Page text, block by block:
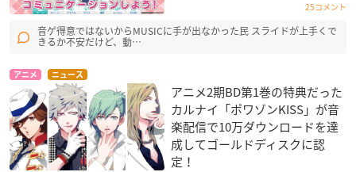
25コメント
音ゲ得意ではないからMUSICに手が出なかった民 スライドが上手くで
きるか不安だけど、動…
アニメ ニュース
アニメ2期BD第1巻の特典だった
カルナイ「ポワゾンKISS」が音
楽配信で10万ダウンロードを達
成してゴールドディスクに認
定！